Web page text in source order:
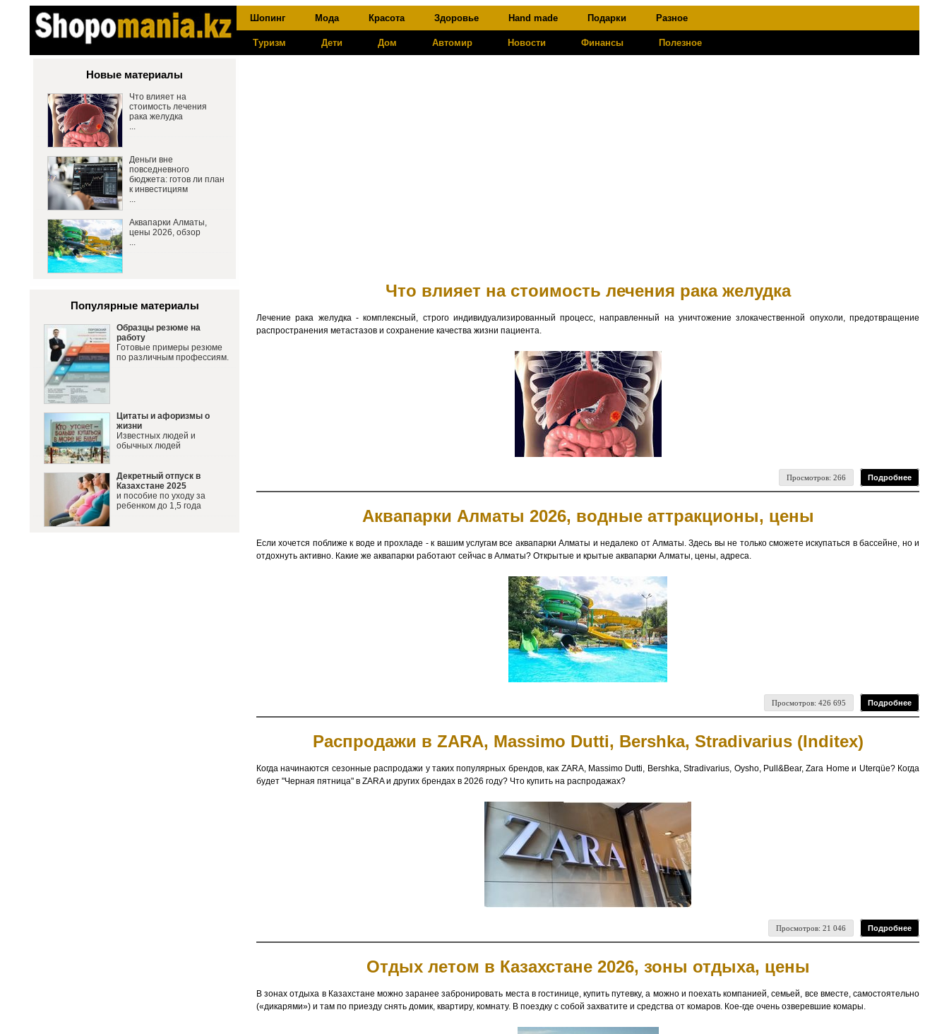
Шопинг Мода Красота Здоровье Hand made Подарки Разное
Туризм Дети Дом Автомир Новости Финансы Полезное
Новые материалы
Что влияет на
стоимость лечения
рака желудка
...
Деньги вне
повседневного
бюджета: готов ли план
к инвестициям
...
Аквапарки Алматы,
цены 2026, обзор
...
Популярные материалы
Образцы резюме на
работу
Готовые примеры резюме
по различным профессиям.
Цитаты и афоризмы о
жизни
Известных людей и
обычных людей
Декретный отпуск в
Казахстане 2025
и пособие по уходу за
ребенком до 1,5 года
Что влияет на стоимость лечения рака желудка
Лечение рака желудка - комплексный, строго индивидуализированный процесс, направленный на уничтожение злокачественной опухоли, предотвращение
распространения метастазов и сохранение качества жизни пациента.
Просмотров: 266 Подробнее
Аквапарки Алматы 2026, водные аттракционы, цены
Если хочется поближе к воде и прохладе - к вашим услугам все аквапарки Алматы и недалеко от Алматы. Здесь вы не только сможете искупаться в бассейне, но и
отдохнуть активно. Какие же аквапарки работают сейчас в Алматы? Открытые и крытые аквапарки Алматы, цены, адреса.
Просмотров: 426 695 Подробнее
Распродажи в ZARA, Massimo Dutti, Bershka, Stradivarius (Inditex)
Когда начинаются сезонные распродажи у таких популярных брендов, как ZARA, Massimo Dutti, Bershka, Stradivarius, Oysho, Pull&Bear, Zara Home и Uterqüe? Когда
будет "Черная пятница" в ZARA и других брендах в 2026 году? Что купить на распродажах?
Просмотров: 21 046 Подробнее
Отдых летом в Казахстане 2026, зоны отдыха, цены
В зонах отдыха в Казахстане можно заранее забронировать места в гостинице, купить путевку, а можно и поехать компанией, семьей, все вместе, самостоятельно
(«дикарями») и там по приезду снять домик, квартиру, комнату. В поездку с собой захватите и средства от комаров. Кое-где очень озверевшие комары.